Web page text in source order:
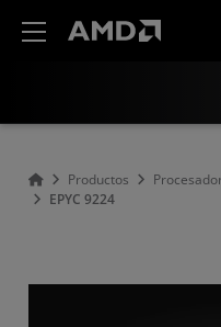
Productos
EPYC 9224